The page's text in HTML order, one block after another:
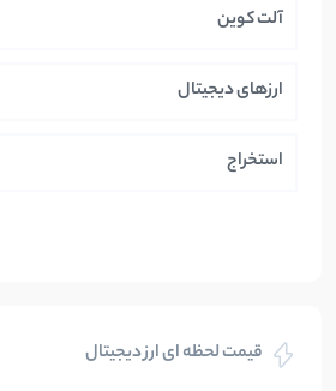
آلت کوین
ارزهای دیجیتال
استخراج
بلاکچین
قیمت لحظه ای ارز دیجیتال